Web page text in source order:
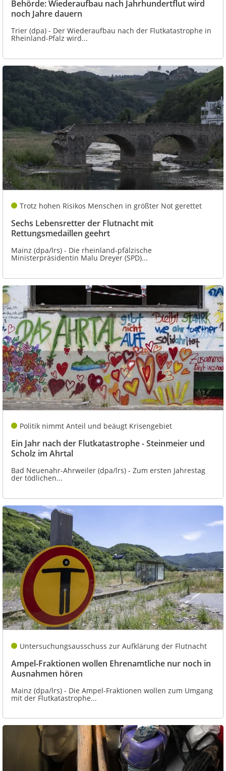
Behörde: Wiederaufbau nach Jahrhundertflut wird
noch Jahre dauern
Trier (dpa) - Der Wiederaufbau nach der Flutkatastrophe in
Rheinland-Pfalz wird...
Trotz hohen Risikos Menschen in größter Not gerettet
Sechs Lebensretter der Flutnacht mit
Rettungsmedaillen geehrt
Mainz (dpa/lrs) - Die rheinland-pfälzische
Ministerpräsidentin Malu Dreyer (SPD)...
Politik nimmt Anteil und beäugt Krisengebiet
Ein Jahr nach der Flutkatastrophe - Steinmeier und
Scholz im Ahrtal
Bad Neuenahr-Ahrweiler (dpa/lrs) - Zum ersten Jahrestag
der tödlichen...
Untersuchungsausschuss zur Aufklärung der Flutnacht
Ampel-Fraktionen wollen Ehrenamtliche nur noch in
Ausnahmen hören
Mainz (dpa/lrs) - Die Ampel-Fraktionen wollen zum Umgang
mit der Flutkatastrophe...